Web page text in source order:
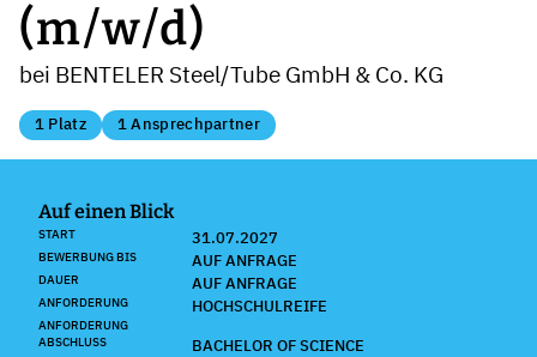
(m/w/d)
bei BENTELER Steel/Tube GmbH & Co. KG
1 Platz 1 Ansprechpartner
Auf einen Blick
START 31.07.2027
BEWERBUNG BIS AUF ANFRAGE
DAUER AUF ANFRAGE
ANFORDERUNG HOCHSCHULREIFE
ANFORDERUNG
ABSCHLUSS
BACHELOR OF SCIENCE